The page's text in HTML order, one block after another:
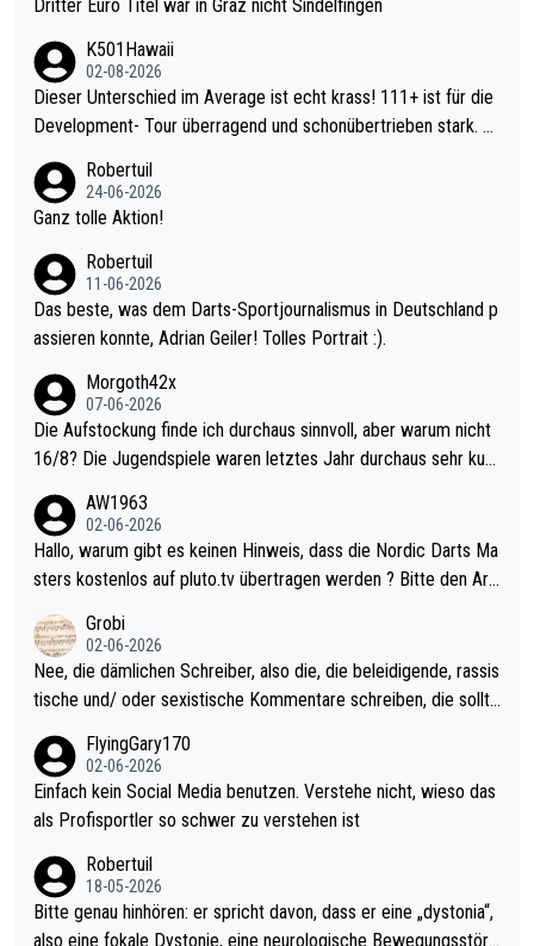
Dritter Euro Titel war in Graz nicht Sindelfingen
K501Hawaii
02-08-2026
Dieser Unterschied im Average ist echt krass! 111+ ist für die
Development- Tour überragend und schonübertrieben stark. U
mal 40+ erst recht. Da gewinnst keinen Blumentopf - ist ja noc
h krasser wie ein Pokalspiel eines Kreisligisten vs einem Bund
Robertuil
24-06-2026
Ganz tolle Aktion!
Robertuil
11-06-2026
Das beste, was dem Darts-Sportjournalismus in Deutschland p
assieren konnte, Adrian Geiler! Tolles Portrait :).
Morgoth42x
07-06-2026
Die Aufstockung finde ich durchaus sinnvoll, aber warum nicht
16/8? Die Jugendspiele waren letztes Jahr durchaus sehr kurz
Allerdings ist Mitchell Lawrie als Nummer 1 der Welt eh qualifi
ziert. Somit ändert die automatische Qualifikation des Weltmei
sters erstmal nichts. Ich denke sie wollen damit für nächstes J
ohl wenig WDF Turniere spielen. Dies war bei Archie Self letzt
es Jahr der Fall. Er musste als amtierender Weltmeister durch
den Qualifier und ich glaube kaum, dass Mitchel sich das (in Ve
gas) antun würde, wenn er doch eigentlich die PDC-WM als Zi
el hat.
AW1963
02-06-2026
Hallo, warum gibt es keinen Hinweis, dass die Nordic Darts Ma
sters kostenlos auf pluto.tv übertragen werden ? Bitte den Arti
Grobi
02-06-2026
Nee, die dämlichen Schreiber, also die, die beleidigende, rassis
tische und/ oder sexistische Kommentare schreiben, die sollte
s Leben in den Griff kriegen. Nur eins wundert mich: Luke Little
r war doch neulich erst derjenige, der über Social Media GvV p
rovoziert hat. Und Littlers Mutter schießt öfters mal gegen Ric
FlyingGary170
02-06-2026
Einfach kein Social Media benutzen. Verstehe nicht, wieso das
als Profisportler so schwer zu verstehen ist
Robertuil
18-05-2026
Bitte genau hinhören: er spricht davon, dass er eine „dystonia“,
also eine fokale Dystonie, eine neurologische Bewegungsstöru